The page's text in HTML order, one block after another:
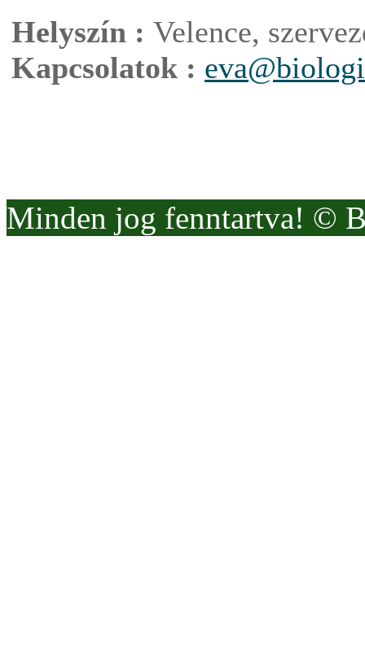
Helyszín : Velence,
Kapcsolatok :
Minden jog fenntartva! ©